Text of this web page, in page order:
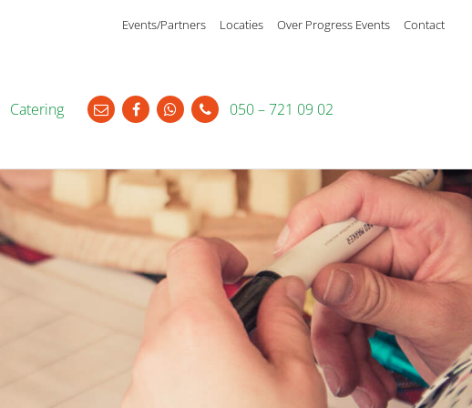
Events/Partners Locaties Over Progress Events Contact
Catering 050 – 721 09 02